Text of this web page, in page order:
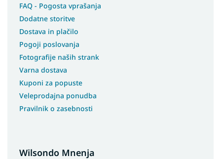
FAQ - Pogosta vprašanja
Dodatne storitve
Dostava in plačilo
Pogoji poslovanja
Fotografije naših strank
Varna dostava
Kuponi za popuste
Veleprodajna ponudba
Pravilnik o zasebnosti
Wilsondo Mnenja